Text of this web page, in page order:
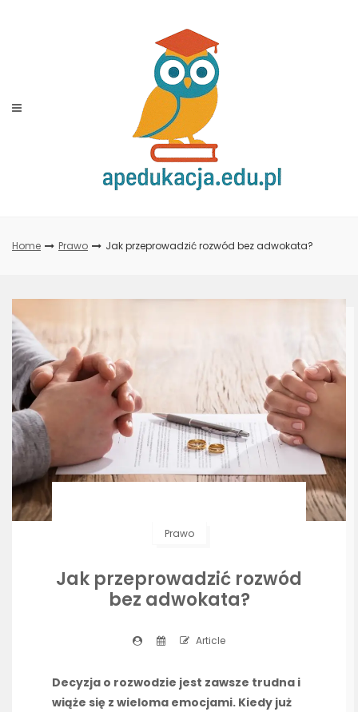
Home Prawo Jak przeprowadzić rozwód bez adwokata?
Prawo
Jak przeprowadzić rozwód
bez adwokata?
Article
Decyzja o rozwodzie jest zawsze trudna i
wiąże się z wieloma emocjami. Kiedy już